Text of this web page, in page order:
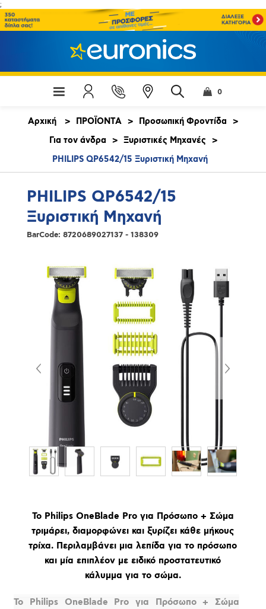
;
0
Αρχική > ΠΡΟΪΟΝΤΑ > Προσωπική Φροντίδα
>
Για τον άνδρα
> Ξυριστικές Μηχανές
>
PHILIPS QP6542/15 Ξυριστική Μηχανή
PHILIPS QP6542/15
Ξυριστική Μηχανή
BarCode: 8720689027137 - 138309
Το Philips OneBlade Pro για Πρόσωπο + Σώμα
τριμάρει, διαμορφώνει και ξυρίζει κάθε μήκους
τρίχα. Περιλαμβάνει μια λεπίδα για το πρόσωπο
και μία επιπλέον με ειδικό προστατευτικό
κάλυμμα για το σώμα.
Το Philips OneBlade Pro για Πρόσωπο + Σώμα